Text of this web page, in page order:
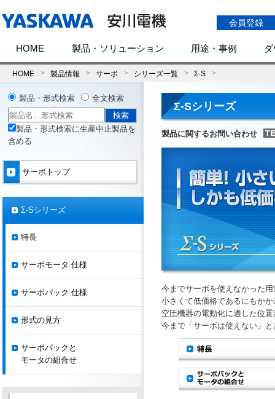
会員登録
HOME 製品・ソリューション 用途・事例
HOME 製品情報 サーボ シリーズ一覧 Σ-S
Σ-Sシリーズ
製品に関するお問い合わせ
今までサーボを使えなかった
小さくて低価格であるにもか
空圧機器の電動化に適した位
今まで「サーボは使えない」
製品・形式検索 全文検索
製品・形式検索に生産中止製品を
含める
サーボトップ
Σ-Sシリーズ
特長
サーボモータ 仕様
サーボパック 仕様
形式の見方
サーボパックと
モータの組合せ